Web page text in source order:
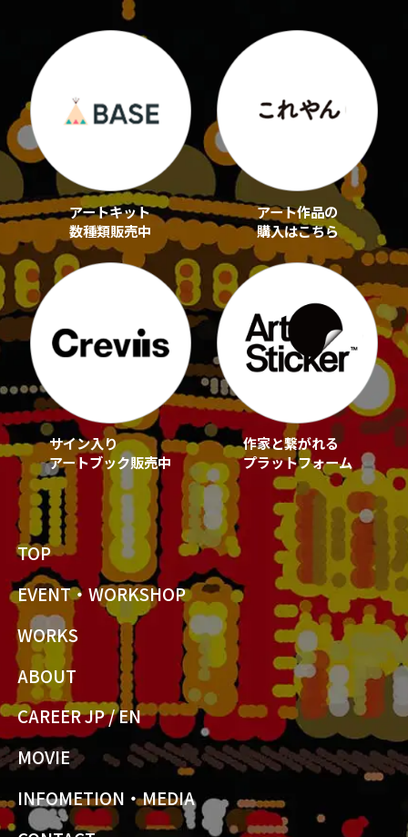
アートキット
数種類販売中
アート作品の
購入はこちら
サイン入り
アートブック販売中
作家と繋がれる
プラットフォーム
TOP
EVENT・WORKSHOP
WORKS
ABOUT
CAREER JP/EN
MOVIE
INFOMETION・MEDIA